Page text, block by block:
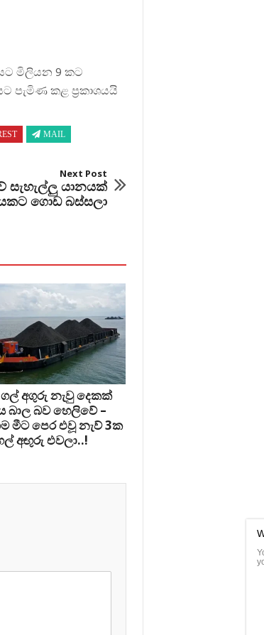
මිලියන 9 කට
කළ ප්‍රකාශයයි
MAIL
Next Post
සැහැල්ලු යානයක්
ගොඩ බස්සලා
අගුරු නැවු දෙකක්
බාල බව හෙලිවේ –
මීට පෙර එවූ නැව් 3ක
අඟුරු එවලා..!